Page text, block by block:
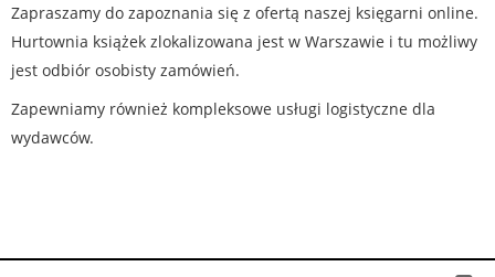
Zapraszamy do zapoznania się z ofertą naszej księgarni online.
Hurtownia książek zlokalizowana jest w Warszawie i tu możliwy
jest odbiór osobisty zamówień.
Zapewniamy również kompleksowe usługi logistyczne dla
wydawców.